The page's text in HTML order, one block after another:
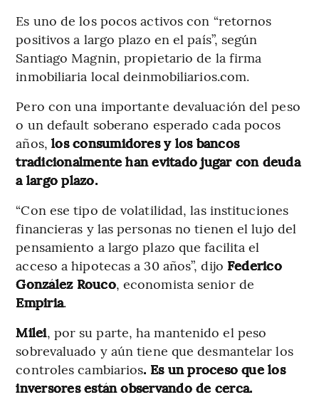
Es uno de los pocos activos con “retornos
positivos a largo plazo en el país”, según
Santiago Magnin, propietario de la firma
inmobiliaria local deinmobiliarios.com.
Pero con una importante devaluación del peso
o un default soberano esperado cada pocos
años, los consumidores y los bancos
tradicionalmente han evitado jugar con deuda
a largo plazo.
“Con ese tipo de volatilidad, las instituciones
financieras y las personas no tienen el lujo del
pensamiento a largo plazo que facilita el
acceso a hipotecas a 30 años”, dijo Federico
González Rouco, economista senior de
Empiria.
Milei, por su parte, ha mantenido el peso
sobrevaluado y aún tiene que desmantelar los
controles cambiarios. Es un proceso que los
inversores están observando de cerca.